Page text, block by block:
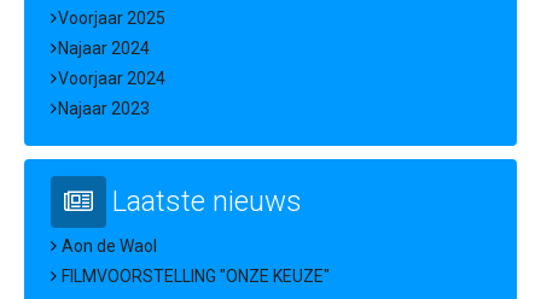
Voorjaar 2025
Najaar 2024
Voorjaar 2024
Najaar 2023
Laatste nieuws
Aon de Waol
FILMVOORSTELLING "ONZE KEUZE"